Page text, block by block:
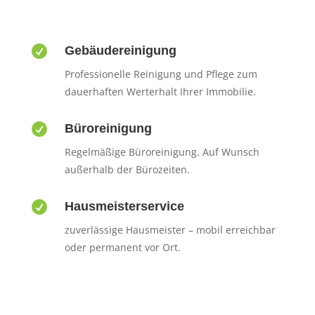
 Gebäudereinigung
Professionelle Reinigung und Pflege zum
dauerhaften Werterhalt Ihrer Immobilie.
 Büroreinigung
Regelmäßige Büroreinigung. Auf Wunsch
außerhalb der Bürozeiten.
 Hausmeisterservice
zuverlässige Hausmeister – mobil erreichbar
oder permanent vor Ort.